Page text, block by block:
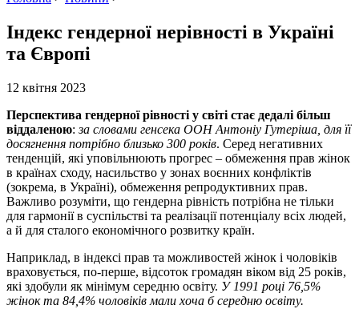
Індекс гендерної нерівності в Україні
та Європі
12 квітня 2023
Перспектива гендерної рівності у світі стає дедалі більш
віддаленою:за словами генсека ООН Антоніу Гутеріша, для її
досягнення потрібно близько 300 років. Серед негативних
тенденцій, які уповільнюють прогрес – обмеження прав жінок
в країнах сходу, насильство у зонах воєнних конфліктів
(зокрема, в Україні), обмеження репродуктивних прав.
Важливо розуміти, що гендерна рівність потрібна не тільки
для гармонії в суспільстві та реалізації потенціалу всіх людей,
а й для сталого економічного розвитку країн.
Наприклад, в індексі прав та можливостей жінок і чоловіків
враховується, по-перше, відсоток громадян віком від 25 років,
які здобули як мінімум середню освіту. У 1991 році 76,5%
жінок та 84,4% чоловіків мали хоча б середню освіту.